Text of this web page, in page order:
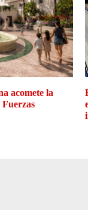
acomete la